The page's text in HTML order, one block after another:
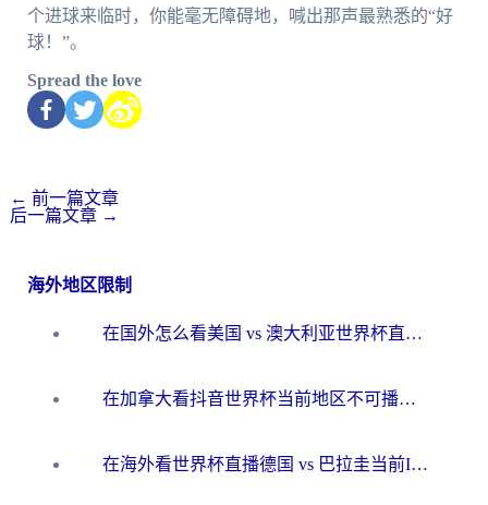
个进球来临时，你能毫无障碍地，喊出那声最熟悉的“好
球！”。
Spread the love
← 前一篇文章
后一篇文章 →
海外地区限制
在国外怎么看美国 vs 澳大利亚世界杯直播？海外党必藏的中文解说观赛指南
在加拿大看抖音世界杯当前地区不可播放？海外党体育观赛终极指南
在海外看世界杯直播德国 vs 巴拉圭当前IP受限制？这篇指南帮你轻松解决地区限制